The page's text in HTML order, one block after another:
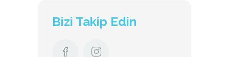
Bizi Takip Edin